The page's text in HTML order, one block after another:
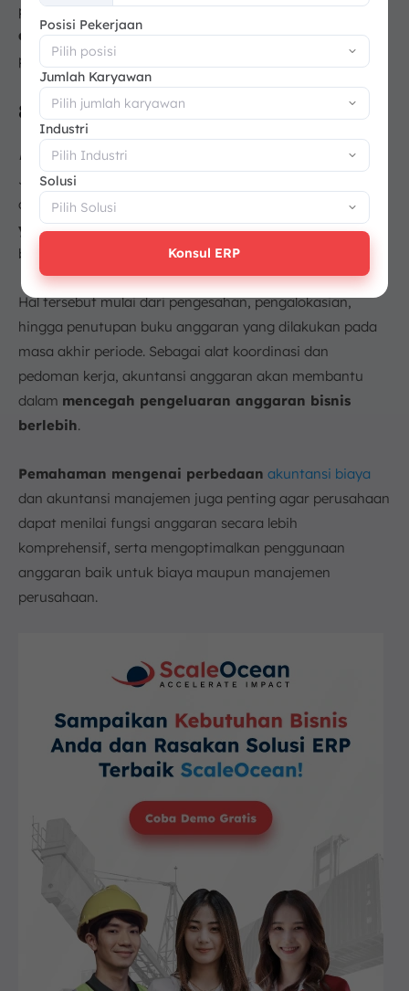
pemerintahmengedepankan prinsip transparansi,
akurasi, konsistensi, dan akuntabilitasdalam
pengelolaan keuangan publik.
8. Budgeting
Budgetingberfokus pada penyusunan biaya-biaya dasar.
Jenis akuntansi satu ini memiliki aktivitas yang berkaitan
denganpengumpulan dan pengolahan anggaran
yang telah terjadi atau akan terjadidalam suatu
bisnis.
Hal tersebut mulai dari pengesahan, pengalokasian,
hingga penutupan buku anggaran yang dilakukan pada
masa akhir periode. Sebagai alat koordinasi dan
pedoman kerja, akuntansi anggaran akan membantu
dalam mencegah pengeluaran anggaran bisnis
berlebih.
Pemahaman mengenai perbedaan akuntansi biaya
dan akuntansi manajemen juga penting agar perusahaan
dapat menilai fungsi anggaran secara lebih
komprehensif, serta mengoptimalkan penggunaan
anggaran baik untuk biaya maupun manajemen
perusahaan.
+62
Posisi Pekerjaan
Jumlah Karyawan
Industri
Solusi
Konsul ERP